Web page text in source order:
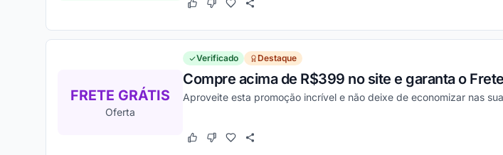
Este cupom funcionou
Este cupom não funcionou
FRETE GRÁTIS
Oferta
Verificado Destaque
Compre acima de R$399 no site e garanta o
Aproveite esta promoção incrível e não deixe de economizar nas
Este cupom funcionou
Este cupom não funcionou